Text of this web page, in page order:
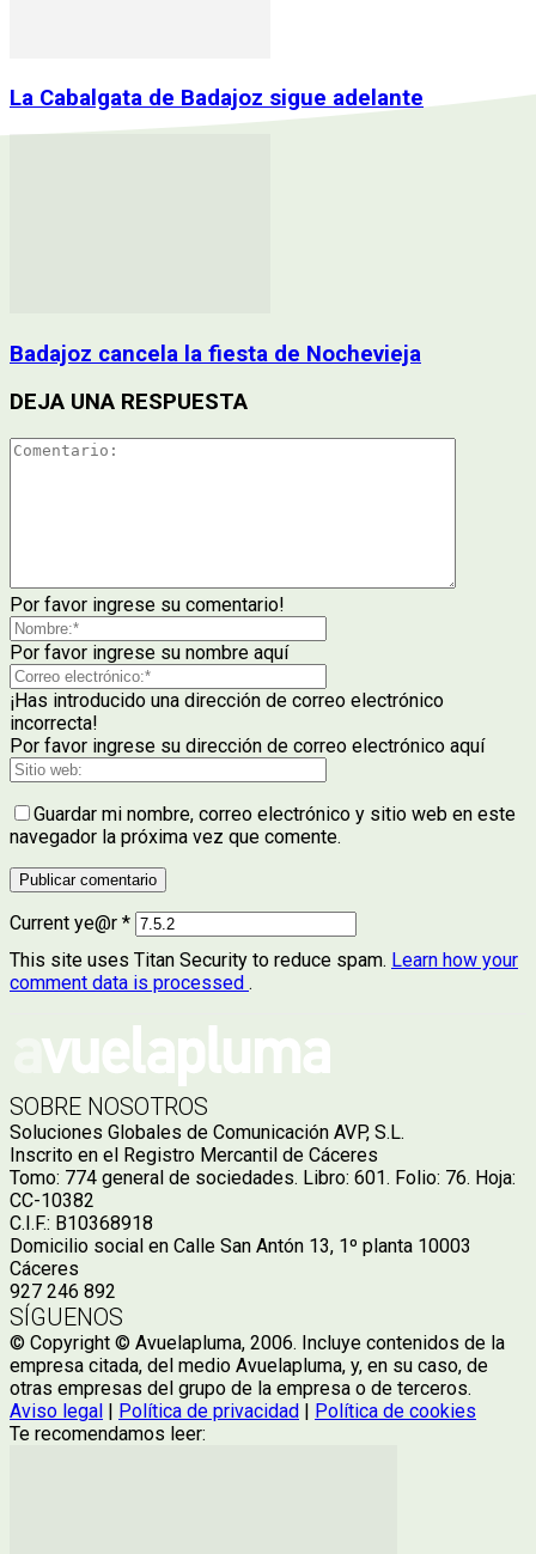
La Cabalgata de Badajoz sigue adelante
Badajoz cancela la fiesta de Nochevieja
DEJA UNA RESPUESTA
Por favor ingrese su comentario!
Por favor ingrese su nombre aquí
¡Has introducido una dirección de correo electrónico
incorrecta!
Por favor ingrese su dirección de correo electrónico aquí
Guardar mi nombre, correo electrónico y sitio web en este
navegador la próxima vez que comente.
Current ye@r *
This site uses Titan Security to reduce spam. Learn how your
comment data is processed .
SOBRE NOSOTROS
Soluciones Globales de Comunicación AVP, S.L.
Inscrito en el Registro Mercantil de Cáceres
Tomo: 774 general de sociedades. Libro: 601. Folio: 76. Hoja:
CC-10382
C.I.F.: B10368918
Domicilio social en Calle San Antón 13, 1º planta 10003
Cáceres
927 246 892
SÍGUENOS
© Copyright © Avuelapluma, 2006. Incluye contenidos de la
empresa citada, del medio Avuelapluma, y, en su caso, de
otras empresas del grupo de la empresa o de terceros.
Aviso legal
Política de privacidad
Política de cookies
Te recomendamos leer: